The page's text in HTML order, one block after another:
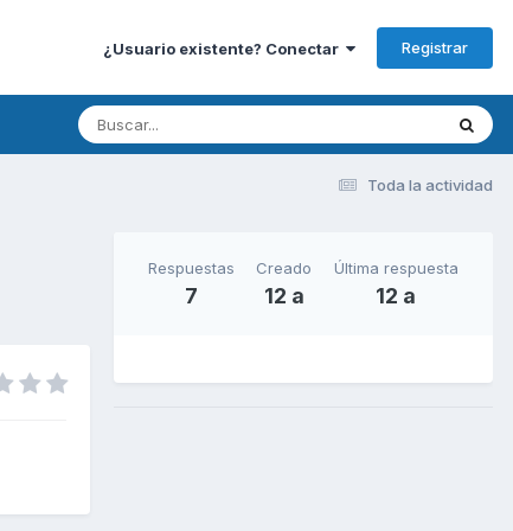
¿Usuario existente? Conectar Registrar
Toda la actividad
Respuestas
7
Creado
12 a
Última respuesta
12 a